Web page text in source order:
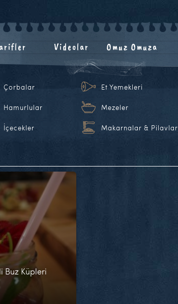
Videolar Omuz Omuza
Çorbalar Et Yemekleri
Hamurlular Mezeler
İçecekler Makarnalar & Pilavlar
Buz Küpleri